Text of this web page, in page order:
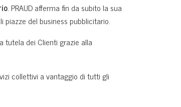
. PRAUD afferma fin da subito la sua
del business pubblicitario.
tutela dei Clienti grazie alla
collettivi a vantaggio di tutti gli